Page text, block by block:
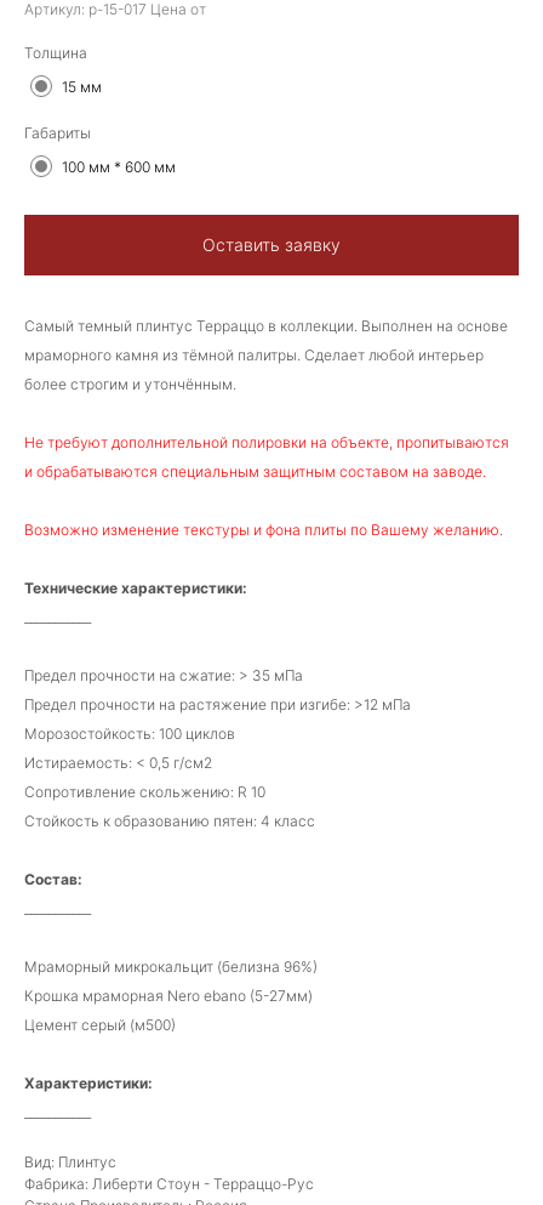
Артикул: p-15-017 Цена от
Толщина
15 мм
Габариты
100 мм * 600 мм
Оставить заявку
Самый темный плинтус Терраццо в коллекции. Выполнен на основе
мраморного камня из тёмной палитры. Сделает любой интерьер
более строгим и утончённым.
Не требуют дополнительной полировки на объекте, пропитываются
и обрабатываются специальным защитным составом на заводе.
Возможно изменение текстуры и фона плиты по Вашему желанию.
Технические характеристики:
Предел прочности на сжатие: > 35 мПа
Предел прочности на растяжение при изгибе: >12 мПа
Морозостойкость: 100 циклов
Истираемость: < 0,5 г/см2
Сопротивление скольжению: R 10
Стойкость к образованию пятен: 4 класс
Состав:
Мраморный микрокальцит (белизна 96%)
Крошка мраморная Nero ebano (5-27мм)
Цемент серый (м500)
Характеристики:
Вид: Плинтус
Фабрика: Либерти Стоун - Терраццо-Рус